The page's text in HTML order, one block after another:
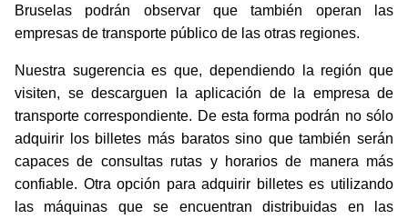
Bruselas podrán observar que también operan las
empresas de transporte público de las otras regiones.
Nuestra sugerencia es que, dependiendo la región que
visiten, se descarguen la aplicación de la empresa de
transporte correspondiente. De esta forma podrán no sólo
adquirir los billetes más baratos sino que también serán
capaces de consultas rutas y horarios de manera más
confiable. Otra opción para adquirir billetes es utilizando
las máquinas que se encuentran distribuidas en las